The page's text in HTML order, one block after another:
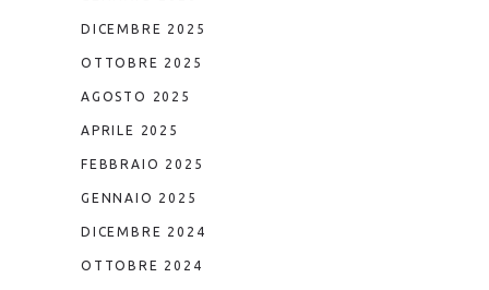
DICEMBRE 2025
OTTOBRE 2025
AGOSTO 2025
APRILE 2025
FEBBRAIO 2025
GENNAIO 2025
DICEMBRE 2024
OTTOBRE 2024